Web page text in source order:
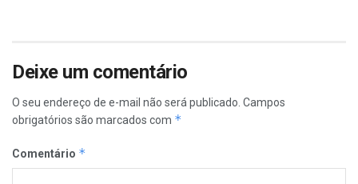
Deixe um comentário
O seu endereço de e-mail não será publicado. Campos
obrigatórios são marcados com *
Comentário *